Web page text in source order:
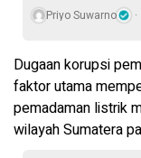
Priyo Suwarno
Dugaan korupsi
faktor utama
pemadaman listrik
wilayah Sumatera